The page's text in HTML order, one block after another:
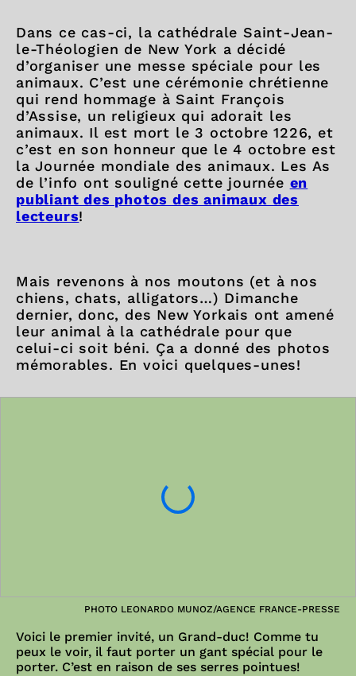
Dans ce cas-ci, la cathédrale Saint-Jean-
le-Théologien de New York a décidé
d’organiser une messe spéciale pour les
animaux. C’est une cérémonie chrétienne
qui rend hommage à Saint François
d’Assise, un religieux qui adorait les
animaux. Il est mort le 3 octobre 1226, et
c’est en son honneur que le 4 octobre est
la Journée mondiale des animaux. Les As
de l’info ont souligné cette journée en
publiant des photos des animaux des
lecteurs!
Mais revenons à nos moutons (et à nos
chiens, chats, alligators…) Dimanche
dernier, donc, des New Yorkais ont amené
leur animal à la cathédrale pour que
celui-ci soit béni. Ça a donné des photos
mémorables. En voici quelques-unes!
PHOTO LEONARDO MUNOZ/AGENCE FRANCE-PRESSE
Voici le premier invité, un Grand-duc! Comme tu
peux le voir, il faut porter un gant spécial pour le
porter. C’est en raison de ses serres pointues!